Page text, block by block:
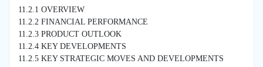
11.2.1 OVERVIEW
11.2.2 FINANCIAL PERFORMANCE
11.2.3 PRODUCT OUTLOOK
11.2.4 KEY DEVELOPMENTS
11.2.5 KEY STRATEGIC MOVES AND DEVELOPMENTS